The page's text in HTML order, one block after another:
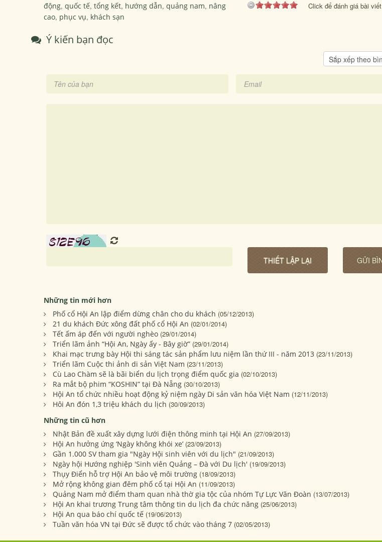
động, quốc tế, tổng kết, hướng dẫn, quảng nam, nâng
cao, phục vụ, khách sạn
Click để đánh giá bài viết
Ý kiến bạn đọc
Những tin mới hơn
Phố cổ Hội An lập điểm dừng chân cho du khách (05/12/2013)
21 du khách Đức xông đất phố cổ Hội An (02/01/2014)
Tết ấm áp đến với người nghèo (29/01/2014)
Triển lãm ảnh “Hội An, Ngày ấy - Bây giờ” (29/01/2014)
Khai mạc trưng bày Hội thi sáng tác sản phẩm lưu niệm lần thứ III - năm 2013 (23/11/2013)
Triển lãm Cuộc thi ảnh di sản Việt Nam (23/11/2013)
Cù Lao Chàm sẽ là bãi biển du lịch trọng điểm quốc gia (02/10/2013)
Ra mắt bộ phim “KOSHIN” tại Đà Nẵng (30/10/2013)
Hội An tổ chức nhiều hoạt động kỷ niệm ngày Di sản văn hóa Việt Nam (12/11/2013)
Hôi An đón 1,3 triệu khách du lịch (30/09/2013)
Những tin cũ hơn
Nhật Bản đề xuất xây dựng lưới điện thông minh tại Hội An (27/09/2013)
Hội An hưởng ứng ‘Ngày không khói xe’ (23/09/2013)
Gần 1.000 SV tham gia "Ngày Hội sinh viên với du lịch" (21/09/2013)
Ngày hội Hướng nghiệp 'Sinh viên Quảng – Đà với Du lịch' (19/09/2013)
Thụy Điển hỗ trợ Hội An bảo vệ môi trường (18/09/2013)
Mở rộng không gian đêm phố cổ tại Hội An (11/09/2013)
Quảng Nam mở điểm tham quan nhà thờ gia tộc của nhóm Tự Lực Văn Đoàn (13/07/2013)
Hội An khai trương Trung tâm thông tin du lịch đa chức năng (25/06/2013)
Hội An qua báo chí quốc tế (19/06/2013)
Tuần văn hóa VN tại Đức sẽ được tổ chức vào tháng 7 (02/05/2013)